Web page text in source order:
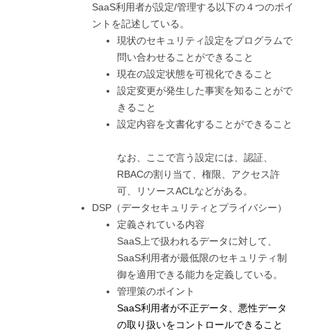
SaaS利用者が設定/管理する以下の４つのポイ
ントを記述している。
現状のセキュリティ設定をプログラムで
問い合わせることができること
現在の設定状態を可視化できること
設定変更が発生した事実を知ることがで
きること
設定内容を文書化することができること
なお、ここで言う設定には、認証、
RBACの割り当て、権限、アクセス許
可、リソースACLなどがある。
DSP（データセキュリティとプライバシー）
定義されている内容
SaaS上で扱われるデータに対して、
SaaS利用者が最低限のセキュリティ制
御を適用できる能力を定義している。
管理策のポイント
SaaS利用者が不正データ、悪性データ
の取り扱いをコントロールできること